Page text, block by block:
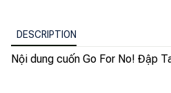
DESCRIPTION
Nội dung cuốn Go For No! Đập